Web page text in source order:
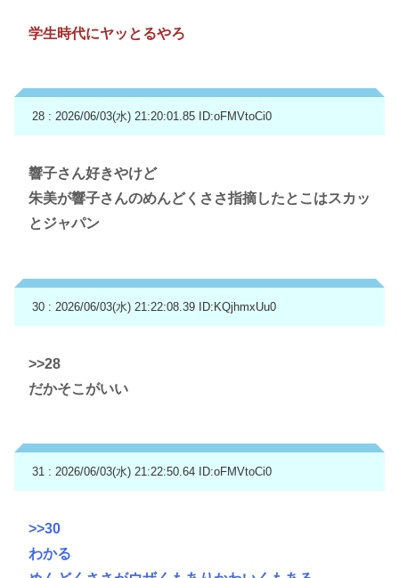
学生時代にヤッとるやろ
28 : 2026/06/03(水) 21:20:01.85 ID:oFMVtoCi0
響子さん好きやけど
朱美が響子さんのめんどくささ指摘したとこはスカッ
とジャパン
30 : 2026/06/03(水) 21:22:08.39 ID:KQjhmxUu0
>>28
だかそこがいい
31 : 2026/06/03(水) 21:22:50.64 ID:oFMVtoCi0
>>30
わかる